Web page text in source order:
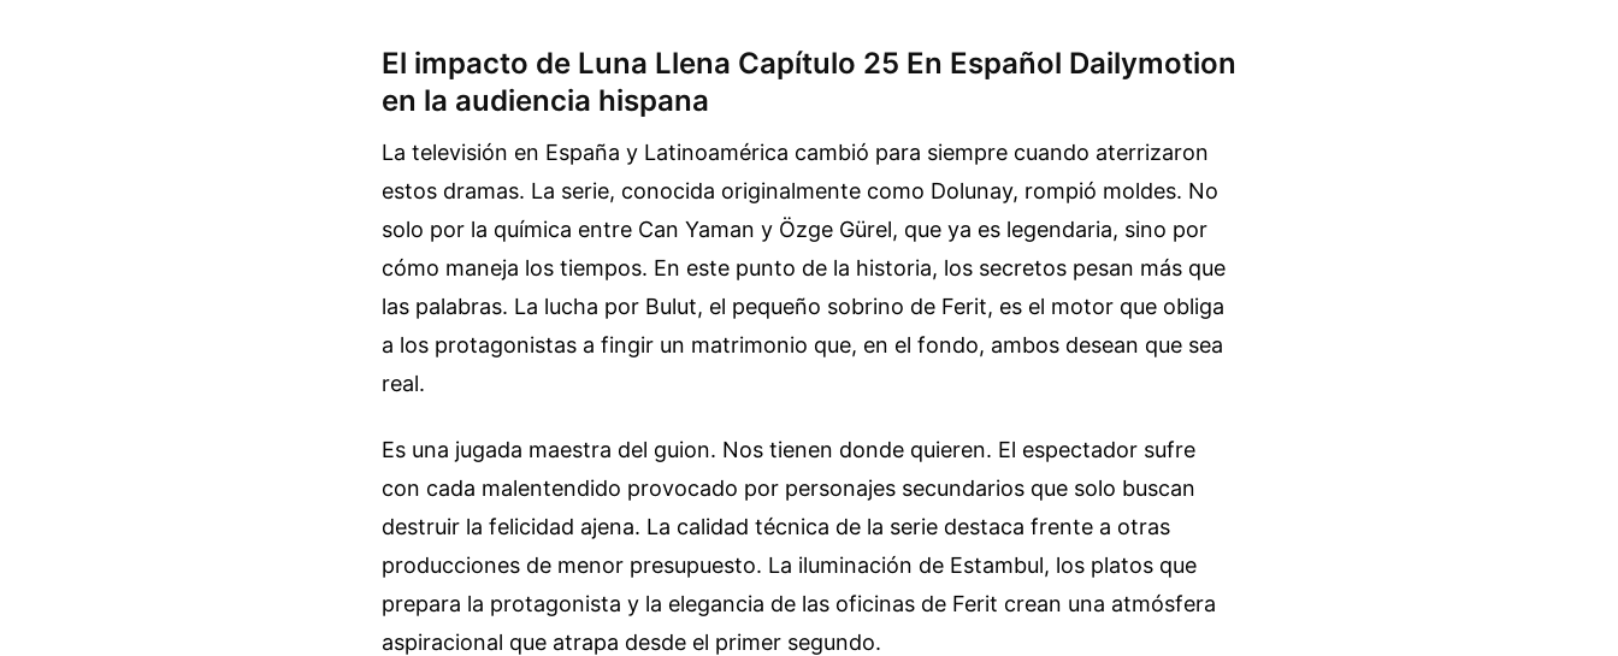
El impacto de Luna Llena Capítulo 25 En Español Dailymotion
en la audiencia hispana
La televisión en España y Latinoamérica cambió para siempre cuando aterrizaron
estos dramas. La serie, conocida originalmente como Dolunay, rompió moldes. No
solo por la química entre Can Yaman y Özge Gürel, que ya es legendaria, sino por
cómo maneja los tiempos. En este punto de la historia, los secretos pesan más que
las palabras. La lucha por Bulut, el pequeño sobrino de Ferit, es el motor que obliga
a los protagonistas a fingir un matrimonio que, en el fondo, ambos desean que sea
real.
Es una jugada maestra del guion. Nos tienen donde quieren. El espectador sufre
con cada malentendido provocado por personajes secundarios que solo buscan
destruir la felicidad ajena. La calidad técnica de la serie destaca frente a otras
producciones de menor presupuesto. La iluminación de Estambul, los platos que
prepara la protagonista y la elegancia de las oficinas de Ferit crean una atmósfera
aspiracional que atrapa desde el primer segundo.